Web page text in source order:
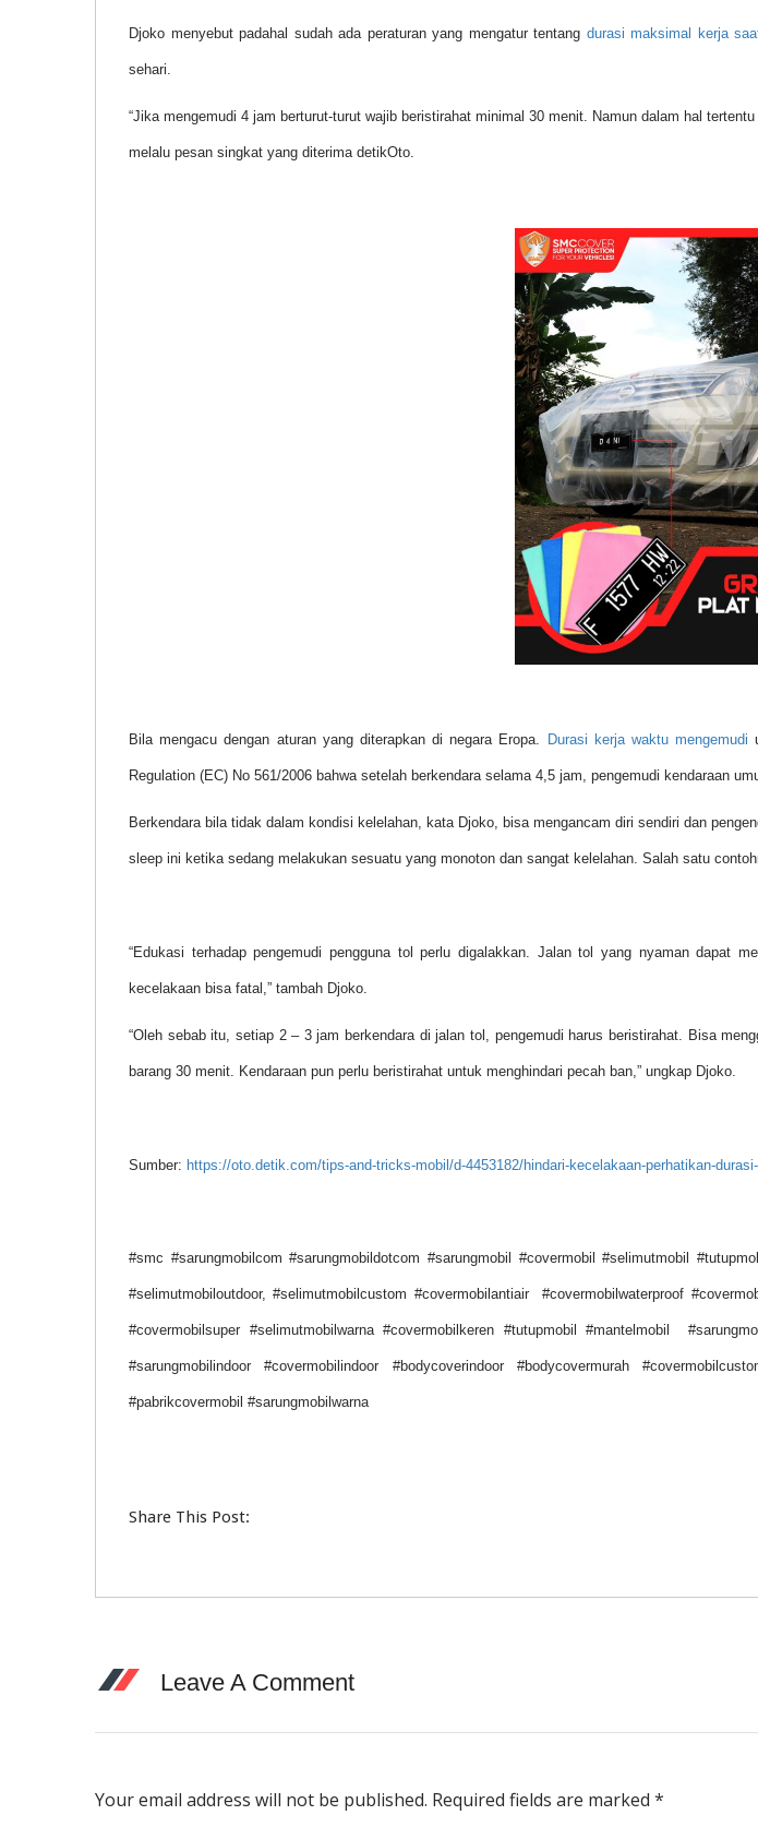
Djoko menyebut padahal sudah ada peraturan yang mengatur tentang durasi maksimal kerja
sehari.
“Jika mengemudi 4 jam berturut-turut wajib beristirahat minimal 30 menit. Namun dalam hal
melalu pesan singkat yang diterima detikOto.
Bila mengacu dengan aturan yang diterapkan di negara Eropa. Durasi kerja waktu mengemudi
Regulation (EC) No 561/2006 bahwa setelah berkendara selama 4,5 jam, pengemudi kendaraan
Berkendara bila tidak dalam kondisi kelelahan, kata Djoko, bisa mengancam diri sendiri dan
sleep ini ketika sedang melakukan sesuatu yang monoton dan sangat kelelahan. Salah satu
“Edukasi terhadap pengemudi pengguna tol perlu digalakkan. Jalan tol yang nyaman dapat
kecelakaan bisa fatal,” tambah Djoko.
“Oleh sebab itu, setiap 2 – 3 jam berkendara di jalan tol, pengemudi harus beristirahat. Bisa
barang 30 menit. Kendaraan pun perlu beristirahat untuk menghindari pecah ban,” ungkap Djoko.
Sumber: https://oto.detik.com/tips-and-tricks-mobil/d-4453182/hindari-kecelakaan-perhatikan-
#smc #sarungmobilcom #sarungmobildotcom #sarungmobil #covermobil #selimutmobil
#selimutmobiloutdoor, #selimutmobilcustom #covermobilantiair #covermobilwaterproof
#covermobilsuper #selimutmobilwarna #covermobilkeren #tutupmobil #mantelmobil
#sarungmobilindoor #covermobilindoor #bodycoverindoor #bodycovermurah
#pabrikcovermobil #sarungmobilwarna
Share This Post:
Leave A Comment
Your email address will not be published. Required fields are marked *